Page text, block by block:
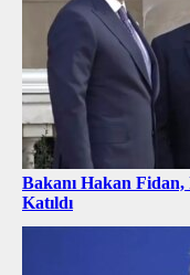
Bakanı Hakan
Katıldı